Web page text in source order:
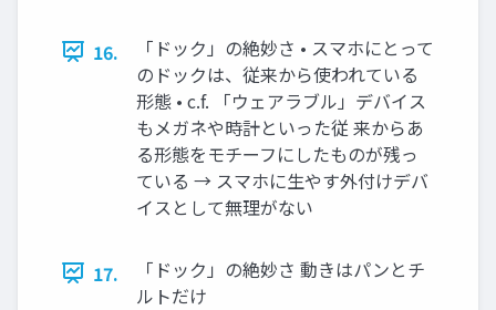
16.
「ドック」の絶妙さ • スマホにとって
のドックは、従来から使われている
形態 • c.f. 「ウェアラブル」デバイス
もメガネや時計といった従 来からあ
る形態をモチーフにしたものが残っ
ている → スマホに生やす外付けデバ
イスとして無理がない
17.
「ドック」の絶妙さ 動きはパンとチ
ルトだけ